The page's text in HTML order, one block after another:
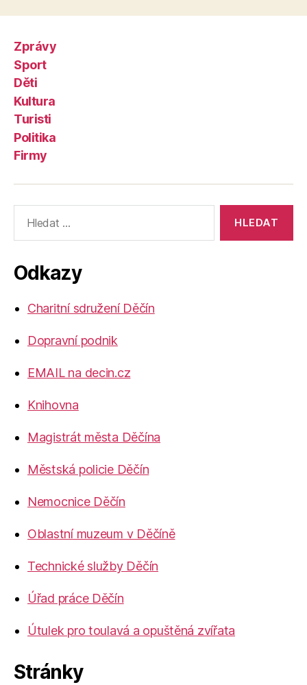
Zprávy
Sport
Děti
Kultura
Turisti
Politika
Firmy
vyhledávání:
Odkazy
Charitní sdružení Děčín
Dopravní podnik
EMAIL na decin.cz
Knihovna
Magistrát města Děčína
Městská policie Děčín
Nemocnice Děčín
Oblastní muzeum v Děčíně
Technické služby Děčín
Úřad práce Děčín
Útulek pro toulavá a opuštěná zvířata
Stránky